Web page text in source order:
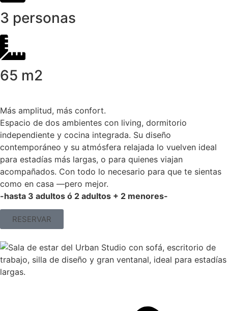
3 personas
65 m2
Más amplitud, más confort.
Espacio de dos ambientes con living, dormitorio
independiente y cocina integrada. Su diseño
contemporáneo y su atmósfera relajada lo vuelven ideal
para estadías más largas, o para quienes viajan
acompañados. Con todo lo necesario para que te sientas
como en casa —pero mejor.
-hasta 3 adultos ó 2 adultos + 2 menores-
RESERVAR